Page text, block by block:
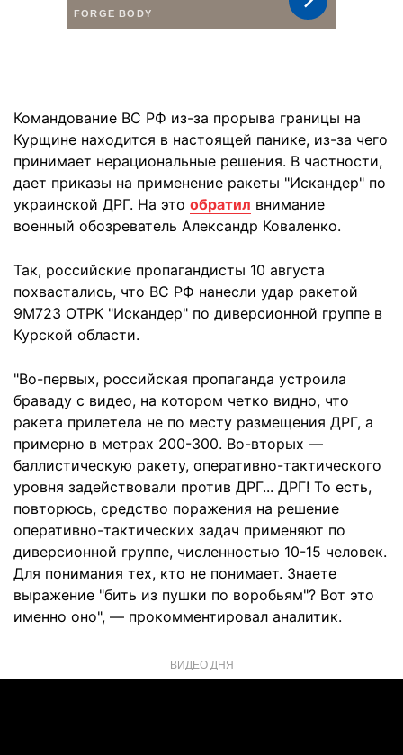
Командование ВС РФ из-за прорыва границы на
Курщине находится в настоящей панике, из-за чего
принимает нерациональные решения. В частности,
дает приказы на применение ракеты "Искандер" по
украинской ДРГ. На это обратил внимание
военный обозреватель Александр Коваленко.
Так, российские пропагандисты 10 августа
похвастались, что ВС РФ нанесли удар ракетой
9М723 ОТРК "Искандер" по диверсионной группе в
Курской области.
"Во-первых, российская пропаганда устроила
браваду с видео, на котором четко видно, что
ракета прилетела не по месту размещения ДРГ, а
примерно в метрах 200-300. Во-вторых —
баллистическую ракету, оперативно-тактического
уровня задействовали против ДРГ... ДРГ! То есть,
повторюсь, средство поражения на решение
оперативно-тактических задач применяют по
диверсионной группе, численностью 10-15 человек.
Для понимания тех, кто не понимает. Знаете
выражение "бить из пушки по воробьям"? Вот это
именно оно", — прокомментировал аналитик.
ВИДЕО ДНЯ